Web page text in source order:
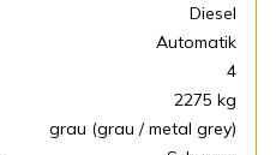
Diesel
Automatik
4
2275 kg
grau (grau / metal grey)